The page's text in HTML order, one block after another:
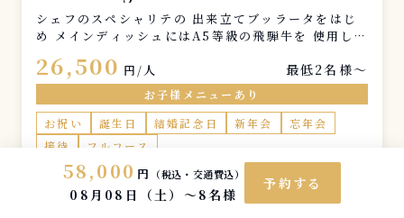
58,000 円 （税込・交通費込）
08月08日（土）〜 8名様
予約する
シェフのスペシャリテの 出来立てブッラータをはじ
め メインディッシュにはA5等級の飛騨牛を 使用した
す。
26,500 円/人 最低2名様〜
お子様メニューあり
お祝い
誕生日 結婚記念日 新年会
忘年会
接待
フルコース